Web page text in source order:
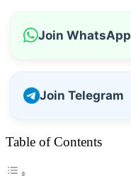
Join WhatsApp
Join Telegram
Table of Contents